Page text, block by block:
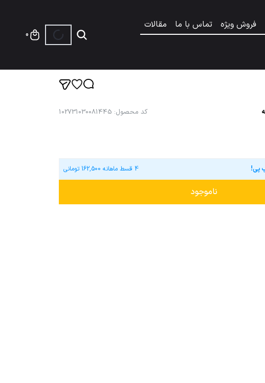
فروش ویژه تماس با ما
مقالات
0
کد محصول:
102731030081445
پی! 4 قسط ماهانه 162,500 تومانی
ناموجود